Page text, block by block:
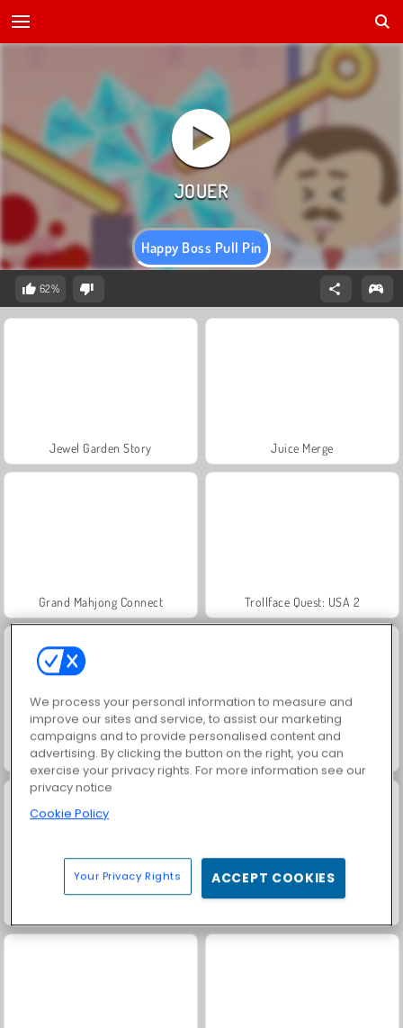
Happy Boss Pull Pin
62%
Jewel Garden Story Juice Merge
Grand Mahjong Connect Trollface Quest: USA 2
Masha and the Bear: Meadows Scala 40
We process your personal information to measure and
improve our sites and service, to assist our marketing
campaigns and to provide personalised content and
advertising. By clicking the button on the right, you can
exercise your privacy rights. For more information see our
privacy notice
Cookie Policy
Your Privacy Rights ACCEPT COOKIES